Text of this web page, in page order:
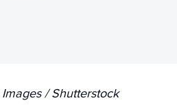
/ Shutterstock